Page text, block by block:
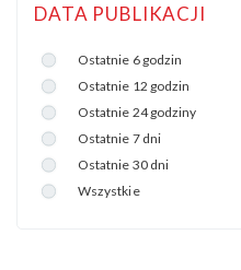
DATA PUBLIKACJI
Ostatnie 6 godzin
Ostatnie 12 godzin
Ostatnie 24 godziny
Ostatnie 7 dni
Ostatnie 30 dni
Wszystkie